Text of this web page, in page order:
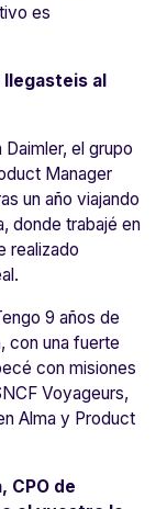
es
al
Daimler, el grupo
Manager
un año viajando
donde trabajé en
realizado
.
9 años de
, con una fuerte
con misiones
Voyageurs,
Alma y Product
CPO de